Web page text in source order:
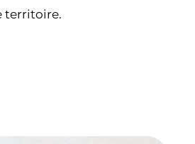
territoire.